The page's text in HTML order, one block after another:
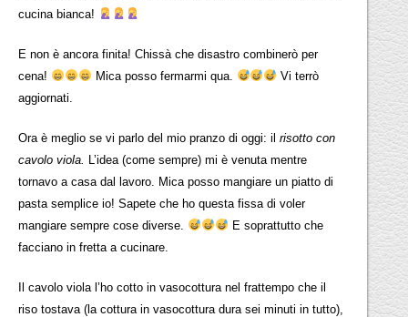
cucina bianca!
E non è ancora finita! Chissà che disastro combinerò per
cena!
Mica posso fermarmi qua.
Vi terrò
aggiornati.
Ora è meglio se vi parlo del mio pranzo di oggi: ilrisotto con
cavolo viola. L’idea (come sempre) mi è venuta mentre
tornavo a casa dal lavoro. Mica posso mangiare un piatto di
pasta semplice io! Sapete che ho questa fissa di voler
mangiare sempre cose diverse.
E soprattutto che
facciano in fretta a cucinare.
Il cavolo viola l’ho cotto in vasocottura nel frattempo che il
riso tostava (la cottura in vasocottura dura sei minuti in tutto),